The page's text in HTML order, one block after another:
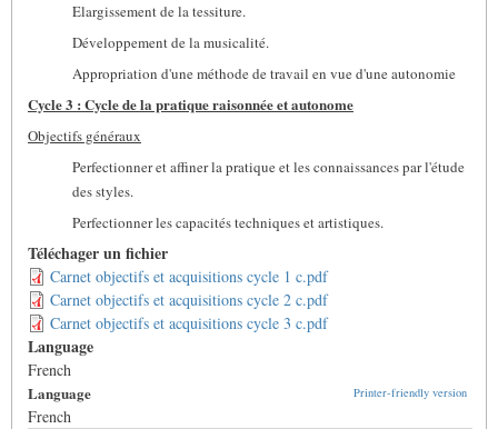
Elargissement de la tessiture.
Développement de la musicalité.
Appropriation d'une méthode de travail en vue d'une autonomie
Cycle 3 : Cycle de la pratique raisonnée et autonome
Objectifs généraux
Perfectionner et affiner la pratique et les connaissances par l'étude
des styles.
Perfectionner les capacités techniques et artistiques.
Téléchager un fichier
Carnet objectifs et acquisitions cycle 1 c.pdf
Carnet objectifs et acquisitions cycle 2 c.pdf
Carnet objectifs et acquisitions cycle 3 c.pdf
Language
French
Printer-friendly version
Language
French